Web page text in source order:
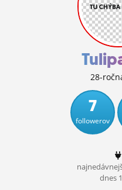
ČINŽIAK
FÓRUM
STATUSY
BLOGY
OBRÁZKY
MÔJ PROFIL
28-
7
followerov
dnes